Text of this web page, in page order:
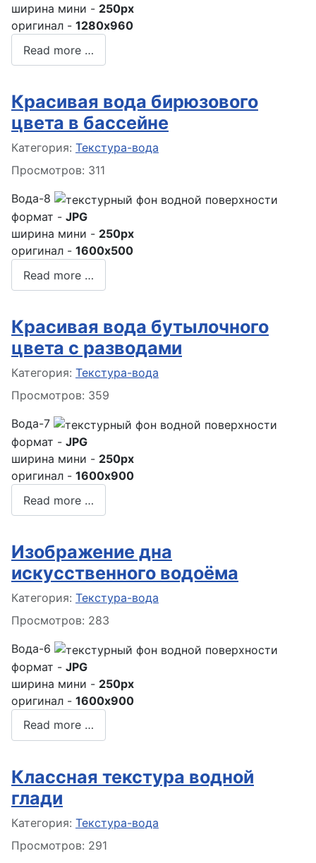
ширина мини - 250px
оригинал - 1280x960
Read more …
Красивая вода бирюзового
цвета в бассейне
Информация о материале
Категория: Текстура-вода
Просмотров: 311
Вода-8
формат - JPG
ширина мини - 250px
оригинал - 1600x500
Read more …
Красивая вода бутылочного
цвета с разводами
Информация о материале
Категория: Текстура-вода
Просмотров: 359
Вода-7
формат - JPG
ширина мини - 250px
оригинал - 1600x900
Read more …
Изображение дна
искусственного водоёма
Информация о материале
Категория: Текстура-вода
Просмотров: 283
Вода-6
формат - JPG
ширина мини - 250px
оригинал - 1600x900
Read more …
Классная текстура водной
глади
Информация о материале
Категория: Текстура-вода
Просмотров: 291